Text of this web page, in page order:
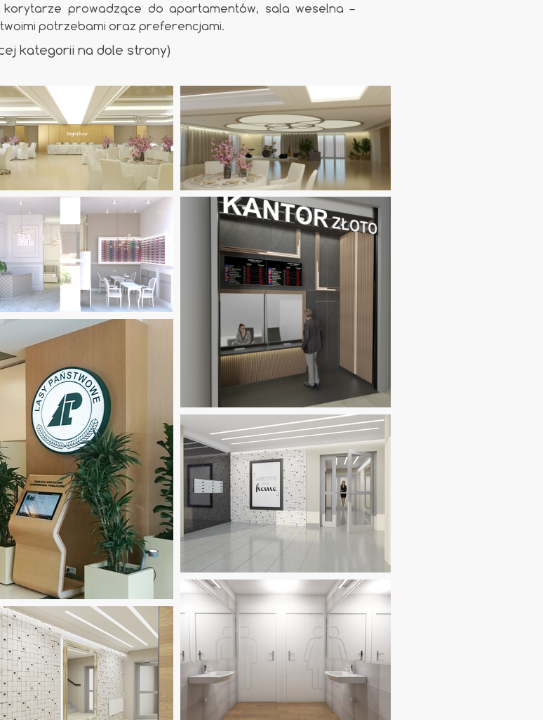
prowadzące do apartamentów, sala weselna –
potrzebami oraz preferencjami.
kategorii na dole strony)